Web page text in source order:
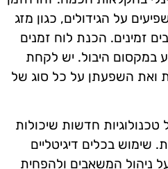
על הגידולים, כגון מזג
זמינים. הכנת לוח זמנים
במקסום היבול. יש לקחת
ואת השפעתן על כל סוג של
חדשות שיכולות
בכלים דיגיטליים
ניהול המשאבים ולהפחית